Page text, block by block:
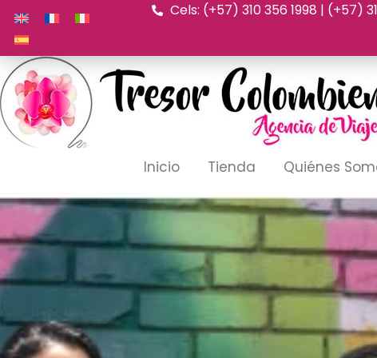
Cels: (+57) 310 356 1998 | (+57)
Inicio Tienda Quiénes